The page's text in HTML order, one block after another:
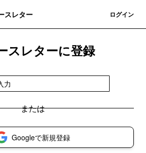
スレター ログイン
スレターに登録
Googleで新規登録